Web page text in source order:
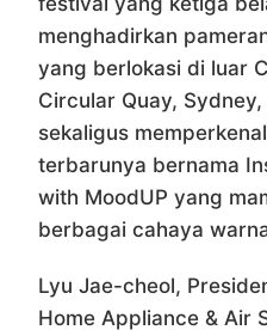
menghadirkan
yang berlokasi di luar
Circular Quay,
sekaligus
terbarunya bernama
with MoodUP yang
berbagai cahaya
Lyu Jae-cheol,
Home Appliance & Air